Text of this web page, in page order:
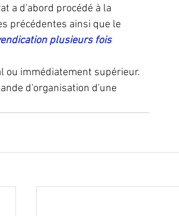
a d'abord procédé à la
précédentes ainsi que le
plusieurs fois
ou immédiatement supérieur.
d'organisation d'une